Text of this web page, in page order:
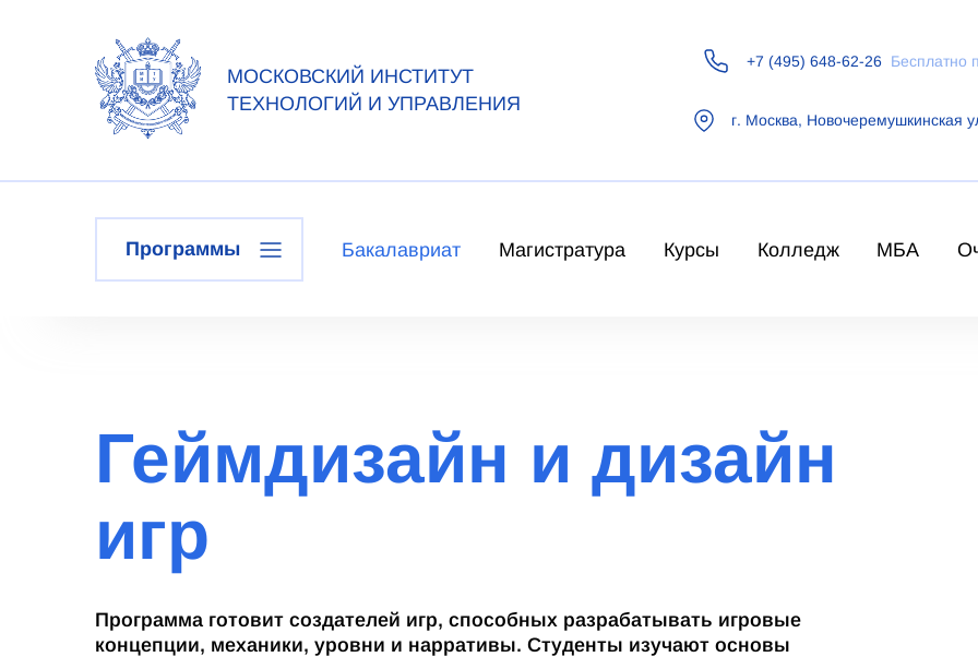
МОСКОВСКИЙ ИНСТИТУТ
ТЕХНОЛОГИЙ И УПРАВЛЕНИЯ
+7 (495) 648-62-26 Бесплатно
г. Москва, Новочеремушкинская
Программы Бакалавриат Магистратура Курсы Колледж МБА
Геймдизайн и дизайн
игр
Программа готовит создателей игр, способных разрабатывать игровые
концепции, механики, уровни и нарративы. Студенты изучают основы